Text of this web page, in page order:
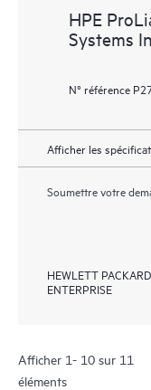
HPE
Systems
N° référence
Afficher les
Soumettre votre
HEWLETT PACKARD
ENTERPRISE
Afficher 1- 10 sur 11
éléments